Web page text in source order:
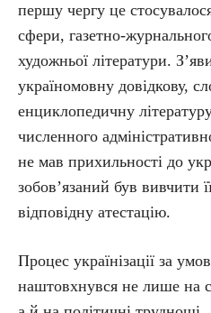
першу чергу це
сфери, газетно-
художньої літератури.
україномовну довідкову,
енциклопедичну
численного
не мав прихильності до
зобов’язаний був вивчити
відповідну атестацію.
Процес українізації за
наштовхнувся не лише на